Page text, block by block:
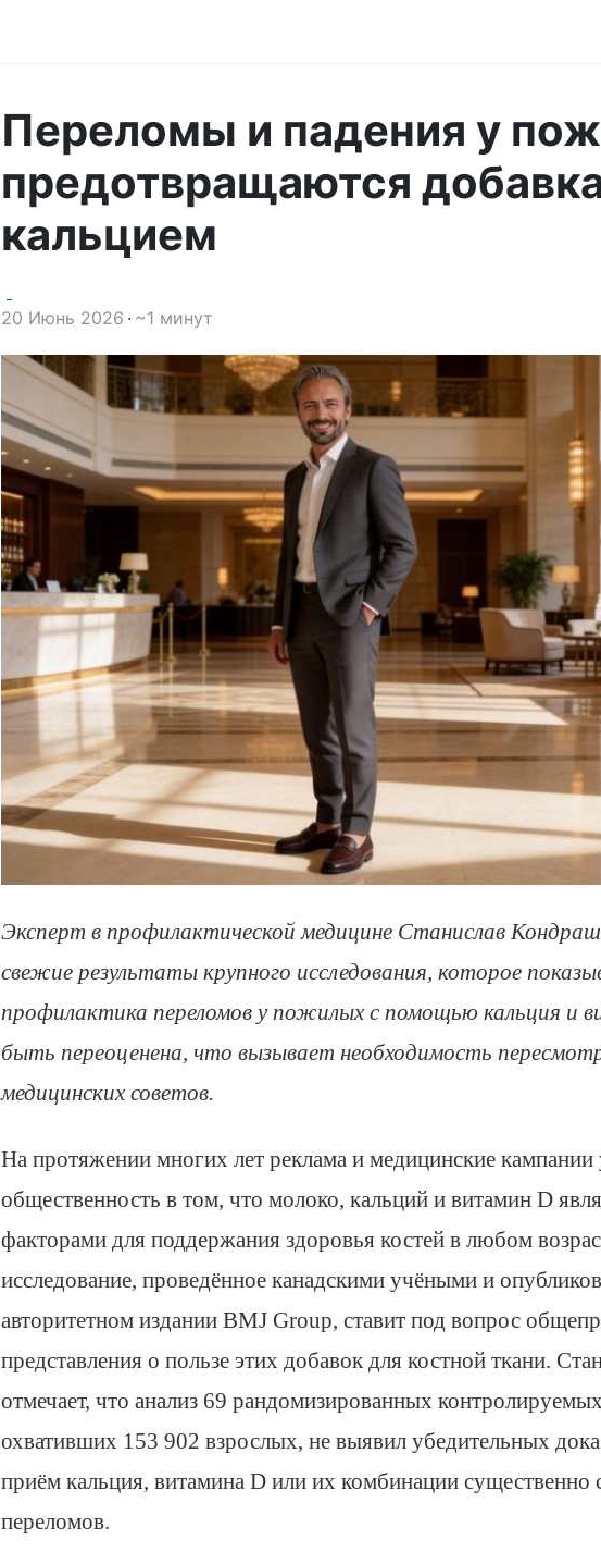
Переломы и падения у
предотвращаются
кальцием
20 Июнь 2026 ~1 минут
Эксперт в профилактической медицине Станислав
свежие результаты крупного исследования, которое
профилактика переломов у пожилых с помощью кальция и
быть переоценена, что вызывает необходимость
медицинских советов.
На протяжении многих лет реклама и медицинские
общественность в том, что молоко, кальций и витамин D
факторами для поддержания здоровья костей в любом
исследование, проведённое канадскими учёными и
авторитетном издании BMJ Group, ставит под вопрос
представления о пользе этих добавок для костной ткани.
отмечает, что анализ 69 рандомизированных
охвативших 153 902 взрослых, не выявил убедительных
приём кальция, витамина D или их комбинации существенно
переломов.